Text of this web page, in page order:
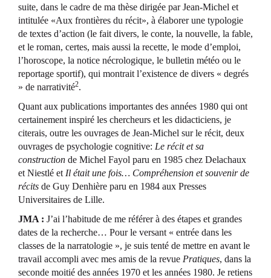
suite, dans le cadre de ma thèse dirigée par Jean-Michel et
intitulée «Aux frontières du récit», à élaborer une typologie
de textes d’action (le fait divers, le conte, la nouvelle, la fable,
et le roman, certes, mais aussi la recette, le mode d’emploi,
l’horoscope, la notice nécrologique, le bulletin météo ou le
reportage sportif), qui montrait l’existence de divers « degrés
» de narrativité2.
Quant aux publications importantes des années 1980 qui ont
certainement inspiré les chercheurs et les didacticiens, je
citerais, outre les ouvrages de Jean-Michel sur le récit, deux
ouvrages de psychologie cognitive: Le récit et sa
construction de Michel Fayol paru en 1985 chez Delachaux
et Niestlé et Il était une fois… Compréhension et souvenir de
récits de Guy Denhière paru en 1984 aux Presses
Universitaires de Lille.
JMA : J’ai l’habitude de me référer à des étapes et grandes
dates de la recherche… Pour le versant « entrée dans les
classes de la narratologie », je suis tenté de mettre en avant le
travail accompli avec mes amis de la revue Pratiques, dans la
seconde moitié des années 1970 et les années 1980. Je retiens